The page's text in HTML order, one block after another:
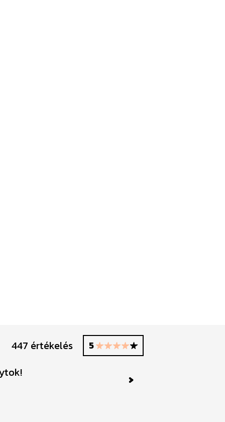
447 értékelés 5